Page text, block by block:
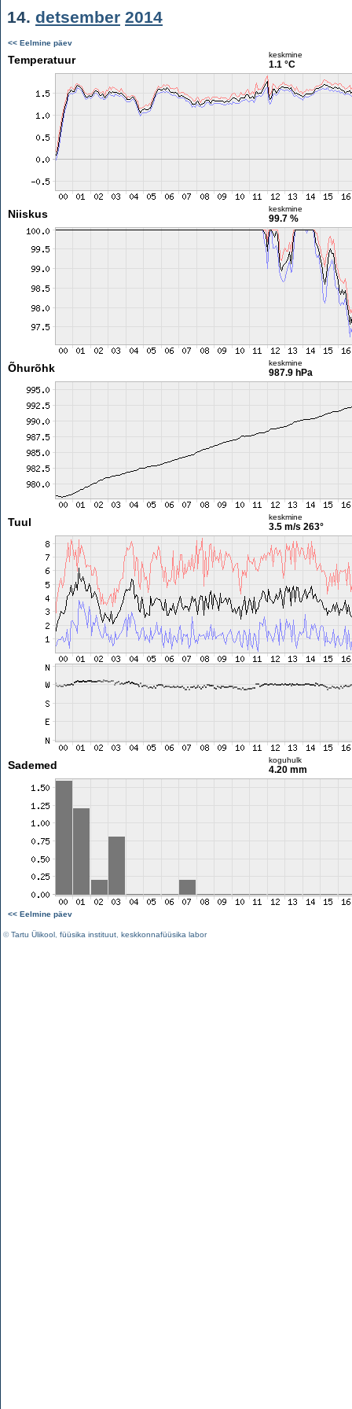
14. detsember 2014
<< Eelmine päev
Temperatuur keskmine
1.1 °C
Niiskus keskmine
99.7 %
Õhurõhk keskmine
987.9 hPa
Tuul keskmine
3.5 m/s 263°
Sademed koguhulk
4.20 mm
<< Eelmine päev
©Tartu Ülikool füüsika instituut keskkonnafüüsika labor